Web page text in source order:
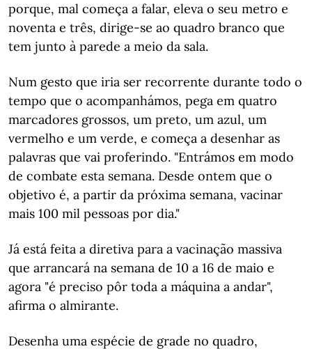
porque, mal começa a falar, eleva o seu metro e
noventa e três, dirige-se ao quadro branco que
tem junto à parede a meio da sala.
Num gesto que iria ser recorrente durante todo o
tempo que o acompanhámos, pega em quatro
marcadores grossos, um preto, um azul, um
vermelho e um verde, e começa a desenhar as
palavras que vai proferindo. "Entrámos em modo
de combate esta semana. Desde ontem que o
objetivo é, a partir da próxima semana, vacinar
mais 100 mil pessoas por dia."
Já está feita a diretiva para a vacinação massiva
que arrancará na semana de 10 a 16 de maio e
agora "é preciso pôr toda a máquina a andar",
afirma o almirante.
Desenha uma espécie de grade no quadro,